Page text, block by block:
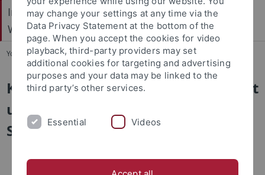
Internationales Zentrum für Ethik in den
Wissenschaften (IZEW)
You are here: Startseite ... Infra-Souveraen
KI-Infrastrukturen für Souveränität
und Selbstbestimmung (Infra-
Souveraen)
may change your settings at any time via the
Data Privacy Statement at the bottom of the
page. When you accept the cookies for video
playback, third-party providers may set
additional cookies for targeting and advertising
purposes and your data may be linked to the
third party’s other services.
Essential Videos